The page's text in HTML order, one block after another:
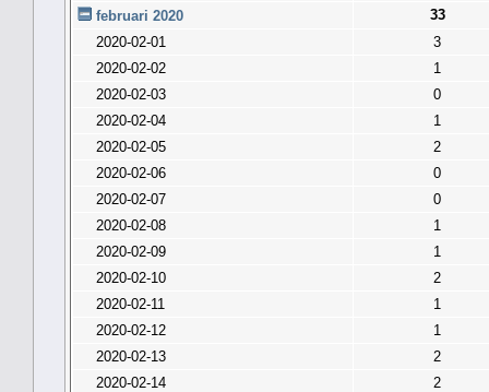
februari 2020
33
2020-02-01
3
2020-02-02
1
2020-02-03
0
2020-02-04
1
2020-02-05
2
2020-02-06
0
2020-02-07
0
2020-02-08
1
2020-02-09
1
2020-02-10
2
2020-02-11
1
2020-02-12
1
2020-02-13
2
2020-02-14
2